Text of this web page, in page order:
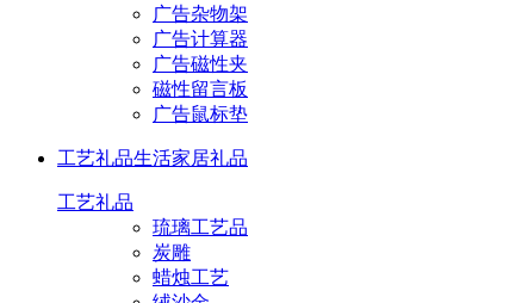
广告杂物架
广告计算器
广告磁性夹
磁性留言板
广告鼠标垫
工艺礼品生活家居礼品
工艺礼品
琉璃工艺品
炭雕
蜡烛工艺